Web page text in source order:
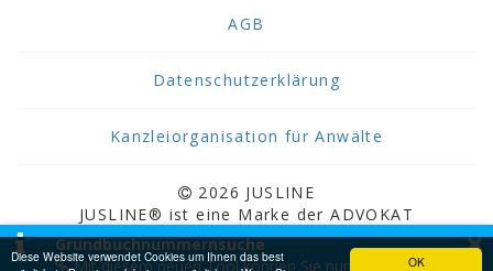
OK
Diese Website verwendet Cookies um Ihnen das best
AGB
Datenschutzerklärung
Kanzleiorganisation für Anwälte
2026 JUSLINE
JUSLINE® ist eine Marke der ADVOKAT
Unternehmensberatung Greiter & Greiter GmbH.
×
Grundbuchnummernsuche
Mit diesem neuen Tool können Sie nun